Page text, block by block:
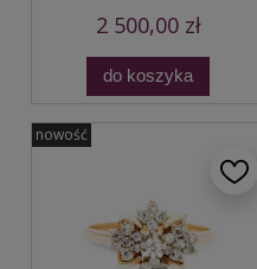
2 500,00 zł
do koszyka
nowość